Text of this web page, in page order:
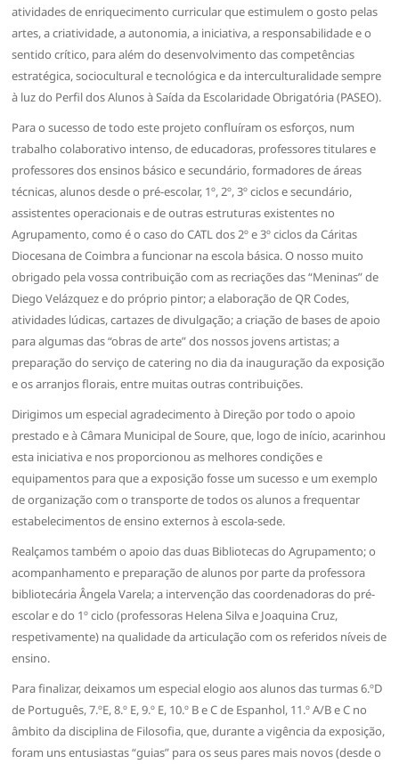
atividades de enriquecimento curricular que estimulem o gosto pelas
artes, a criatividade, a autonomia, a iniciativa, a responsabilidade e o
sentido crítico, para além do desenvolvimento das competências
estratégica, sociocultural e tecnológica e da interculturalidade sempre
à luz do Perfil dos Alunos à Saída da Escolaridade Obrigatória (PASEO).
Para o sucesso de todo este projeto confluíram os esforços, num
trabalho colaborativo intenso, de educadoras, professores titulares e
professores dos ensinos básico e secundário, formadores de áreas
técnicas, alunos desde o pré-escolar, 1º, 2º, 3º ciclos e secundário,
assistentes operacionais e de outras estruturas existentes no
Agrupamento, como é o caso do CATL dos 2º e 3º ciclos da Cáritas
Diocesana de Coimbra a funcionar na escola básica. O nosso muito
obrigado pela vossa contribuição com as recriações das “Meninas” de
Diego Velázquez e do próprio pintor; a elaboração de QR Codes,
atividades lúdicas, cartazes de divulgação; a criação de bases de apoio
para algumas das “obras de arte” dos nossos jovens artistas; a
preparação do serviço de catering no dia da inauguração da exposição
e os arranjos florais, entre muitas outras contribuições.
Dirigimos um especial agradecimento à Direção por todo o apoio
prestado e à Câmara Municipal de Soure, que, logo de início, acarinhou
esta iniciativa e nos proporcionou as melhores condições e
equipamentos para que a exposição fosse um sucesso e um exemplo
de organização com o transporte de todos os alunos a frequentar
estabelecimentos de ensino externos à escola-sede.
Realçamos também o apoio das duas Bibliotecas do Agrupamento; o
acompanhamento e preparação de alunos por parte da professora
bibliotecária Ângela Varela; a intervenção das coordenadoras do pré-
escolar e do 1º ciclo (professoras Helena Silva e Joaquina Cruz,
respetivamente) na qualidade da articulação com os referidos níveis de
ensino.
Para finalizar, deixamos um especial elogio aos alunos das turmas 6.ºD
de Português, 7.ºE, 8.º E, 9.º E, 10.º B e C de Espanhol, 11.º A/B e C no
âmbito da disciplina de Filosofia, que, durante a vigência da exposição,
foram uns entusiastas “guias” para os seus pares mais novos (desde o